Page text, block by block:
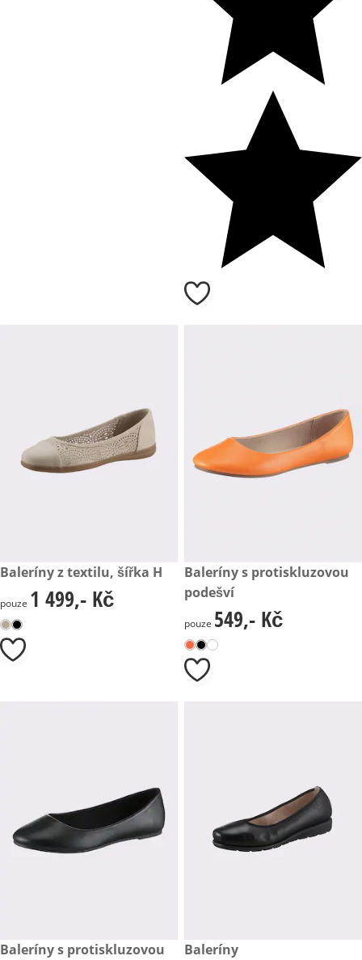
1 499,- Kč
Baleríny z textilu, šířka H
1 499,- Kč
pouze 1 499,- Kč
549,- Kč
Baleríny s protiskluzovou
podešví
549,- Kč
pouze 549,- Kč
549,- Kč
Baleríny s protiskluzovou
1 499,- Kč
Baleríny